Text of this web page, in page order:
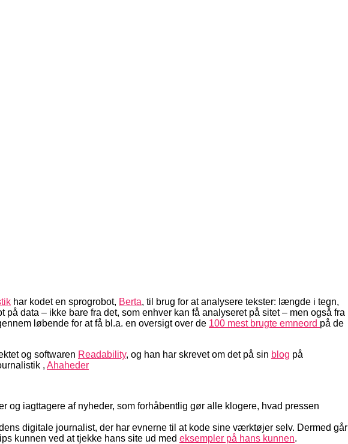
har kodet en sprogrobot, Berta, til brug for at analysere tekster: længde i tegn,
data – ikke bare fra det, som enhver kan få analyseret på sitet – men også fra
løbende for at få bl.a. en oversigt over de 100 mest brugte emneord på de
og softwaren Readability, og han har skrevet om det på sin blog på
, Ahaheder
og iagttagere af nyheder, som forhåbentlig gør alle klogere, hvad pressen
digitale journalist, der har evnerne til at kode sine værktøjer selv. Dermed går
kunnen ved at tjekke hans site ud med eksempler på hans kunnen.